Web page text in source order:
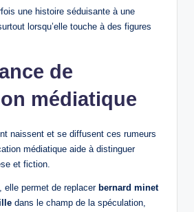
une histoire séduisante à une
lorsqu’elle touche à des figures
de
médiatique
naissent et se diffusent ces rumeurs
médiatique aide à distinguer
et fiction.
elle permet de replacer bernard minet
dans le champ de la spéculation,